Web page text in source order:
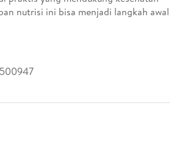
nutrisi ini bisa menjadi langkah awal